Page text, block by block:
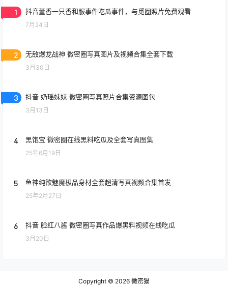
1 抖音董香一只香和服事件吃瓜事件，与觅圈照片免费观看
7月24日
2 无敌爆龙战神 微密圈写真图片及视频合集全套下载
3月30日
3 抖音 奶瑶妹妹 微密圈写真照片合集资源图包
3月13日
4 黑饱宝 微密圈在线黑料吃瓜及全套写真图集
25年6月19日
5 鱼神纯欲魅魔极品身材全套超清写真视频合集首发
25年2月27日
6 抖音 脸红八酱 微密圈写真作品爆黑料视频在线吃瓜
3月20日
Copyright © 2026 微密猫